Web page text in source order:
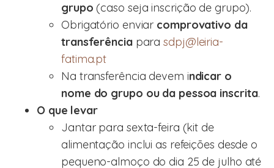
grupo (caso seja inscrição de grupo).
Obrigatório enviar comprovativo da
transferênciaparasdpj@leiria-
fatima.pt
Na transferência devem indicar o
nome do grupo ou da pessoa inscrita.
O que levar
Jantar para sexta-feira (kit de
alimentação inclui as refeições desde o
pequeno-almoço do dia 25 de julho até